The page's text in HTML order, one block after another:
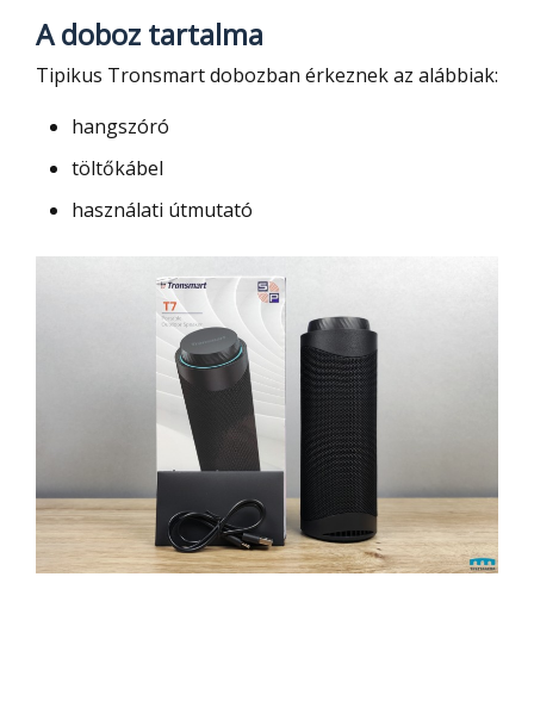
A doboz tartalma
Tipikus Tronsmart dobozban érkeznek az alábbiak:
hangszóró
töltőkábel
használati útmutató